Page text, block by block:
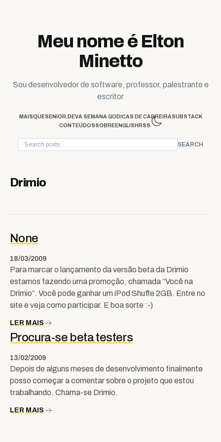
Meu nome é Elton
Minetto
Sou desenvolvedor de software, professor, palestrante e
escritor
MAISQUESENIOR.DEVA SEMANA GO DICAS DE CARREIRASUBSTACK
CONTEÚDOSSOBREENGLISH RSS
SEARCH
Drimio
None
18/03/2009
Para marcar o lançamento da versão beta da Drimio
estamos fazendo uma promoção, chamada “Você na
Drimio”. Você pode ganhar um iPod Shuffe 2GB. Entre no
site e veja como participar. E boa sorte :-)
LER MAIS
Procura-se beta testers
13/02/2009
Depois de alguns meses de desenvolvimento finalmente
posso começar a comentar sobre o projeto que estou
trabalhando. Chama-se Drimio.
LER MAIS